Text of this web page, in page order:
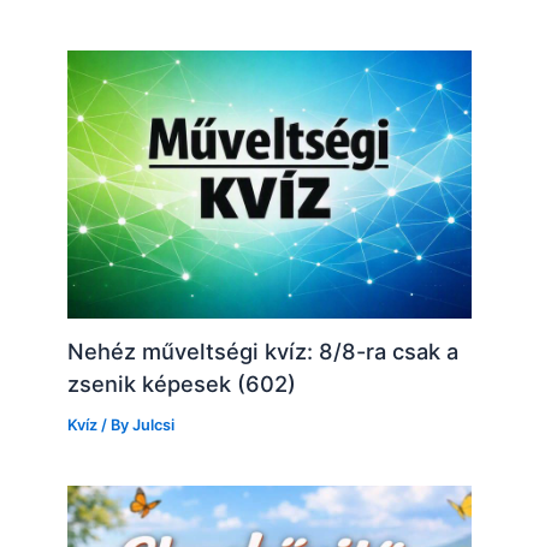
Nehéz műveltségi kvíz: 8/8-ra csak a
zsenik képesek (602)
Kvíz / ByJulcsi